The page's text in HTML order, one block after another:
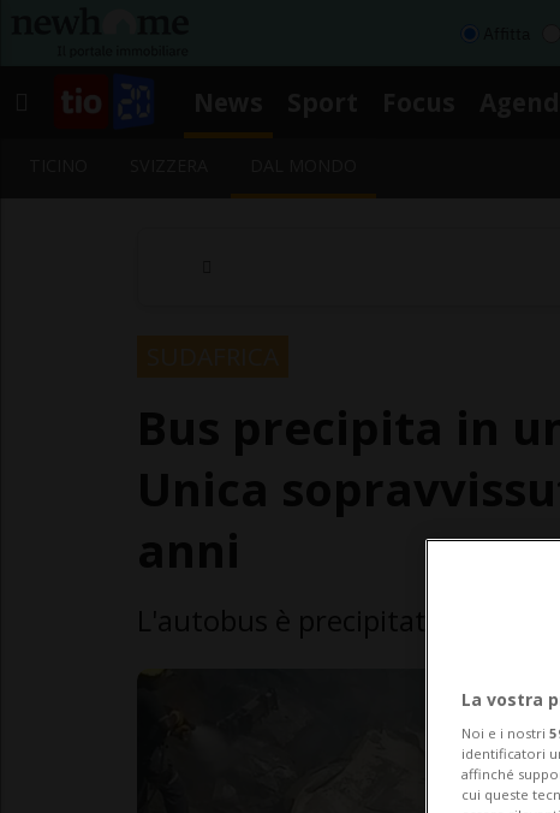
L'autobus è precipitato da un
La vostra
Noi e i nostri
identificatori
affinché
cui queste